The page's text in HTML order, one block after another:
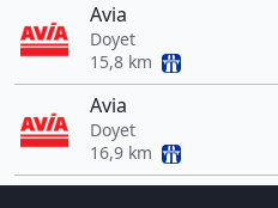
Avia
Doyet
15,8 km
Avia
Doyet
16,9 km